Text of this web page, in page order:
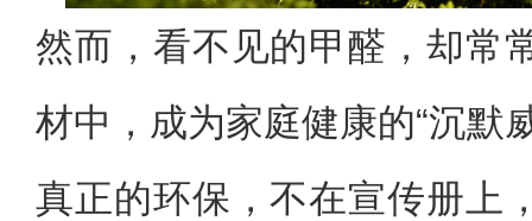
然而，看不见的甲醛，却常
材中，成为家庭健康的“沉默
真正的环保，不在宣传册上